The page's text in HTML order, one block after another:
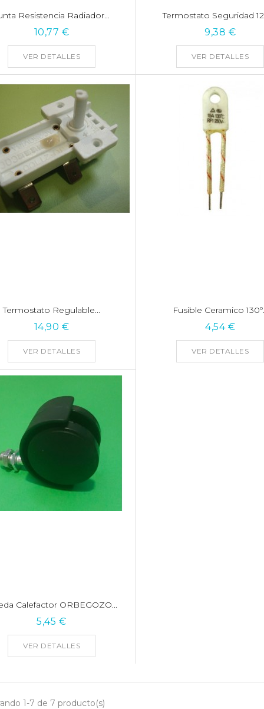
Resistencia Radiador...
10,77 €
VER DETALLES
Termostato Seguridad
9,38 €
VER DETALLES
Termostato Regulable...
14,90 €
VER DETALLES
Fusible Ceramico
4,54 €
VER DETALLES
Calefactor ORBEGOZO...
5,45 €
VER DETALLES
1-7 de 7 producto(s)